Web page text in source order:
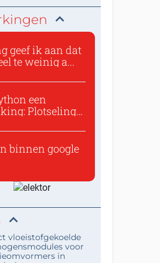
geef ik aan dat
te weinig a...
een
Plotseling
binnen google
vloeistofgekoelde
voor
in